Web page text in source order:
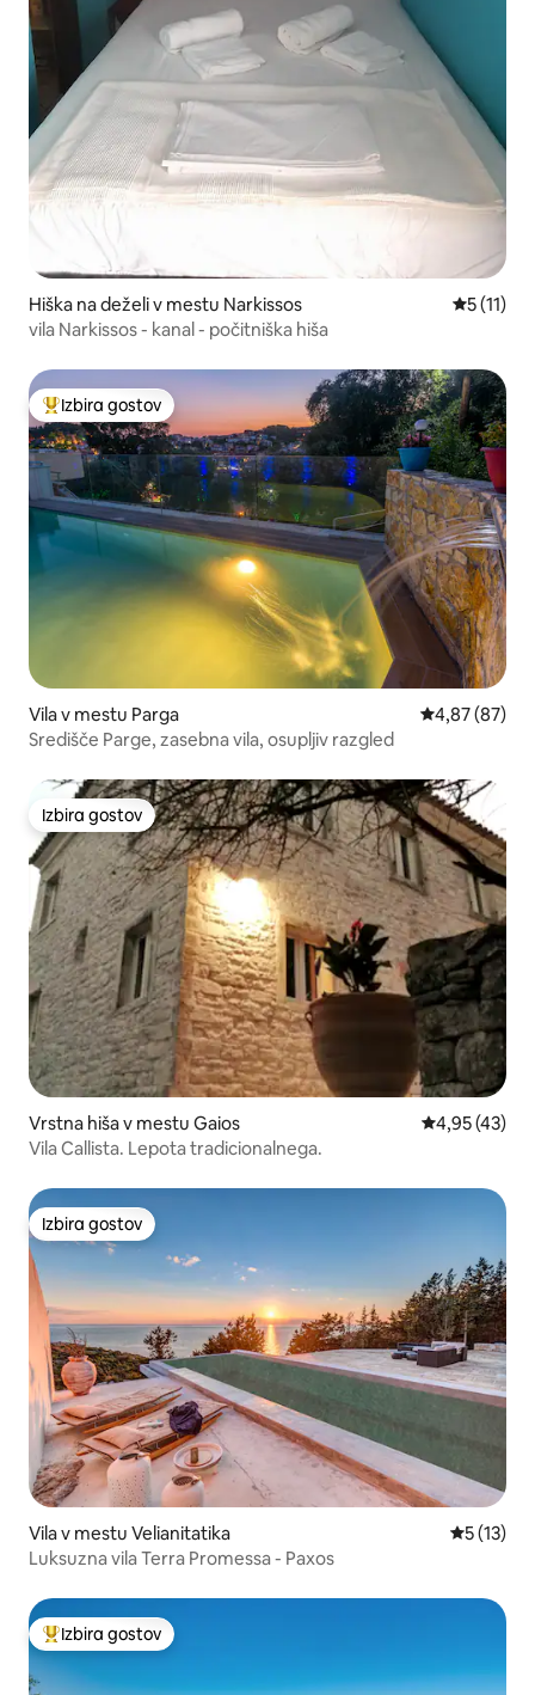
Hiška na deželi v mestu Narkissos
5 (11)
vila Narkissos - kanal - počitniška hiša
Najbolj priljubljena prenočišča z značko »Izbira gostov«
Izbira gostov
Vila v mestu Parga Povprečna
4,87 (87)
Središče Parge, zasebna vila, osupljiv razgled
Izbira gostov
Izbira gostov
Vrstna hiša v mestu Gaios Povprečna
4,95 (43)
Vila Callista. Lepota tradicionalnega.
Izbira gostov
Izbira gostov
Vila v mestu Velianitatika
5 (13)
Luksuzna vila Terra Promessa - Paxos
Najbolj priljubljena prenočišča z značko »Izbira gostov«
Izbira gostov